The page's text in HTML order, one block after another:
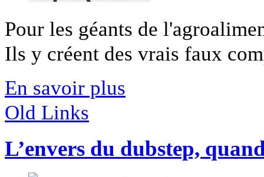
Pour les géants de
Ils y créent des vrais faux
En savoir plus
Old Links
L’envers du dubstep,